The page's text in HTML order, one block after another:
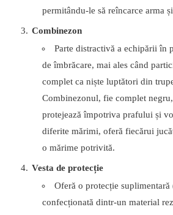
permitându-le să reîncarce arma
Combinezon
Parte distractivă a echipării în
de îmbrăcare, mai ales când
complet ca niște luptători din
Combinezonul, fie complet
protejează împotriva prafului și
diferite mărimi, oferă fiecărui
o mărime potrivită.
Vesta de protecție
Oferă o protecție
confecționată dintr-un material